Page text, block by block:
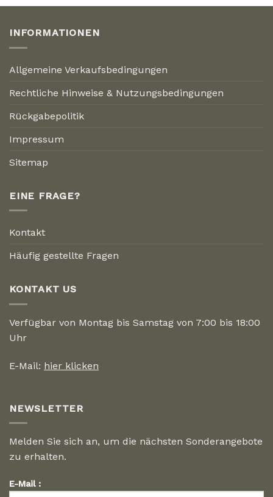
INFORMATIONEN
Allgemeine Verkaufsbedingungen
Rechtliche Hinweise & Nutzungsbedingungen
Rückgabepolitik
Impressum
Sitemap
EINE FRAGE?
Kontakt
Häufig gestellte Fragen
KONTAKT US
Verfügbar von Montag bis Samstag von 7:00 bis 18:00
Uhr
E-Mail: hier klicken
NEWSLETTER
Melden Sie sich an, um die nächsten Sonderangebote
zu erhalten.
E-Mail :